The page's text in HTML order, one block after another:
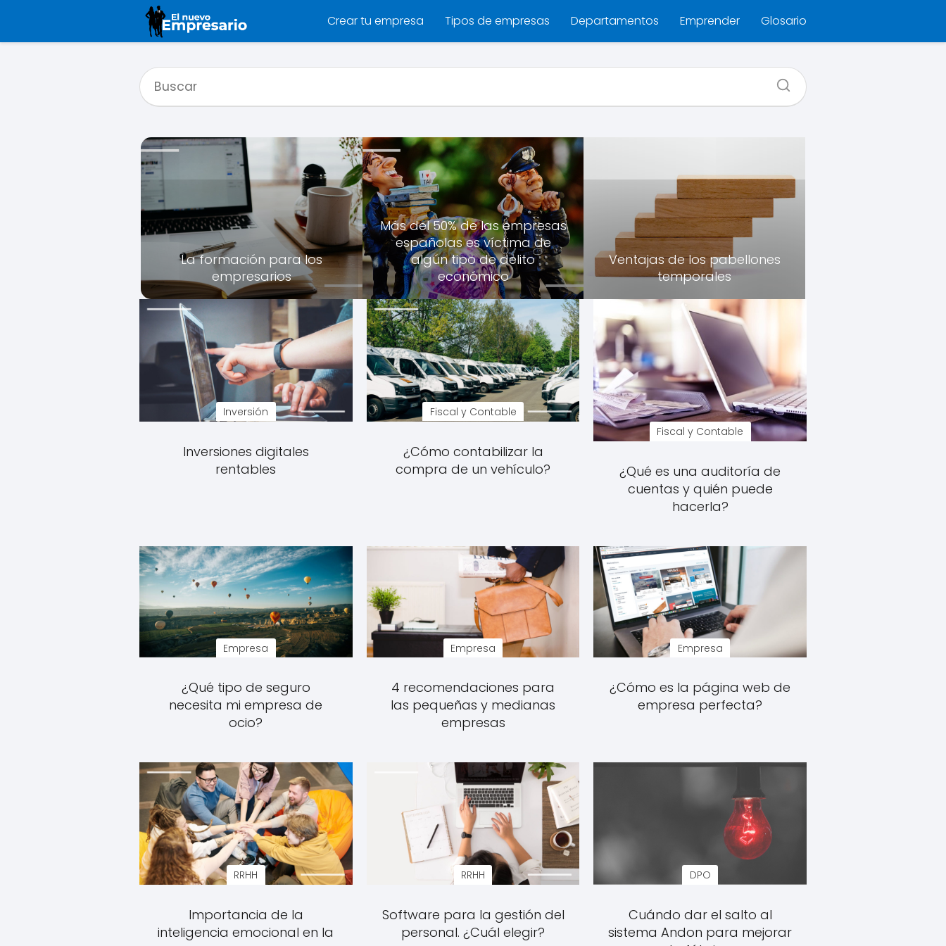
Crear tu empresa Tipos de empresas Departamentos Emprender Glosario
La formación para los
empresarios
Más del 50% de las empresas
españolas es víctima de
algún tipo de delito
económico
Ventajas de los pabellones
temporales
Inversión
Inversiones digitales
rentables
Fiscal y Contable
¿Cómo contabilizar la
compra de un vehículo?
Fiscal y Contable
¿Qué es una auditoría de
cuentas y quién puede
hacerla?
Empresa
¿Qué tipo de seguro
necesita mi empresa de
ocio?
Empresa
4 recomendaciones para
las pequeñas y medianas
empresas
Empresa
¿Cómo es la página web de
empresa perfecta?
RRHH
Importancia de la
inteligencia emocional en la
RRHH
Software para la gestión del
personal. ¿Cuál elegir?
DPO
Cuándo dar el salto al
sistema Andon para mejorar